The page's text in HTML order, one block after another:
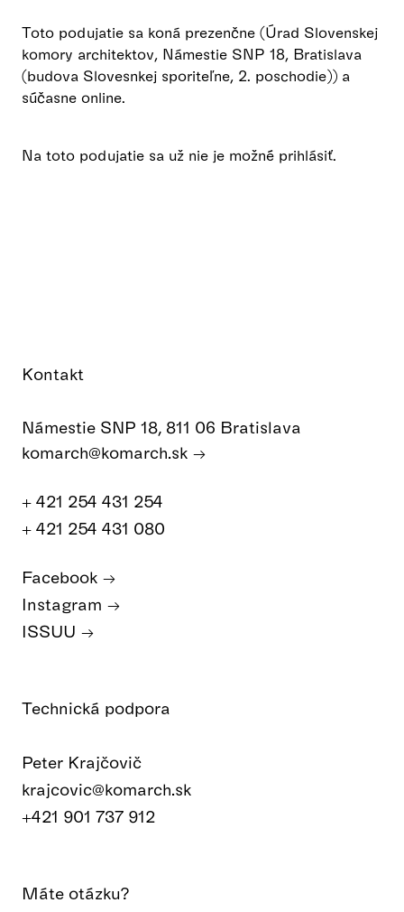
Toto podujatie sa koná prezenčne (Úrad Slovenskej
komory architektov, Námestie SNP 18, Bratislava
(budova Slovesnkej sporiteľne, 2. poschodie)) a
súčasne online.
Na toto podujatie sa už nie je možné prihlásiť.
Máte otázku?
Technická podpora
Peter Krajčovič
krajcovic@komarch.sk
+421 901 737 912
Kontakt
Námestie SNP 18, 811 06 Bratislava
komarch@komarch.sk
+ 421 254 431 254
+ 421 254 431 080
Facebook
Instagram
ISSUU